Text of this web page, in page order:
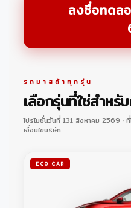
ลงชื่อทดล
รถมาสด้าทุกรุ่น
เลือกรุ่นที่ใช่สำห
โปรโมชั่นวันที่ 131 สิงหาคม 2569 ·
เงื่อนไขบริษัท
ECO CAR